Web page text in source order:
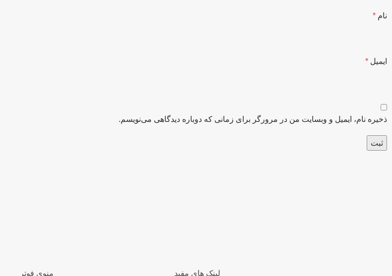
نام *
ایمیل *
ذخیره نام، ایمیل و وبسایت من در مرورگر برای زمانی که دوباره دیدگاهی می‌نویسم.
لینک های مفید منوی فوتر